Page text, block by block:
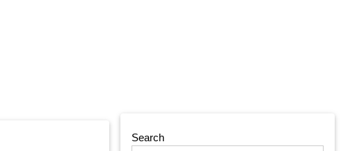
Search